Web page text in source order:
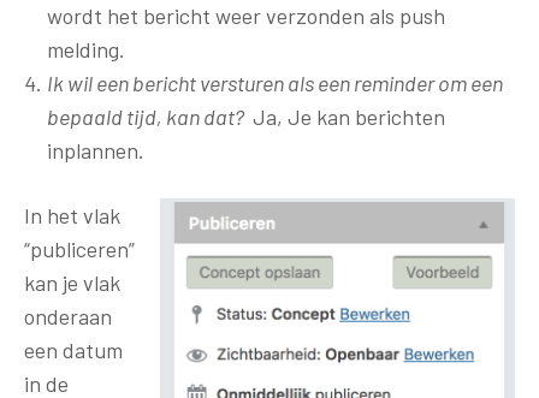
wordt het bericht weer verzonden als push
melding.
Ik wil een bericht versturen als een reminder om een
bepaald tijd, kan dat? Ja, Je kan berichten
inplannen.
In het vlak
“publiceren”
kan je vlak
onderaan
een datum
in de